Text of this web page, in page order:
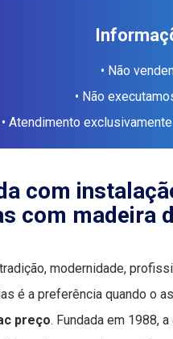
• Não
• Não
• Atendimento
com
com madeira
modernidade,
é a preferência quando o
preço. Fundada em 1988,